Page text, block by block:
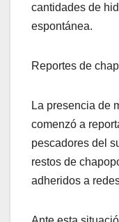
cantidades de
espontánea.
Reportes de
La presencia de
comenzó a
pescadores del
restos de
adheridos a